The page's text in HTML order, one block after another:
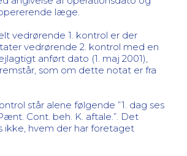
læge.
vedrørende 1. kontrol er der
vedrørende 2. kontrol med en
anført dato (1. maj 2001),
som om dette notat er fra
står alene følgende ”1. dag ses
Cont. beh. K. aftale.”. Det
ikke, hvem der har foretaget